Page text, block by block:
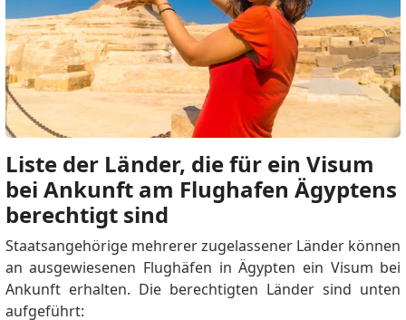
Liste der Länder, die für ein Visum
bei Ankunft am Flughafen Ägyptens
berechtigt sind
Staatsangehörige mehrerer zugelassener Länder können
an ausgewiesenen Flughäfen in Ägypten ein Visum bei
Ankunft erhalten. Die berechtigten Länder sind unten
aufgeführt: